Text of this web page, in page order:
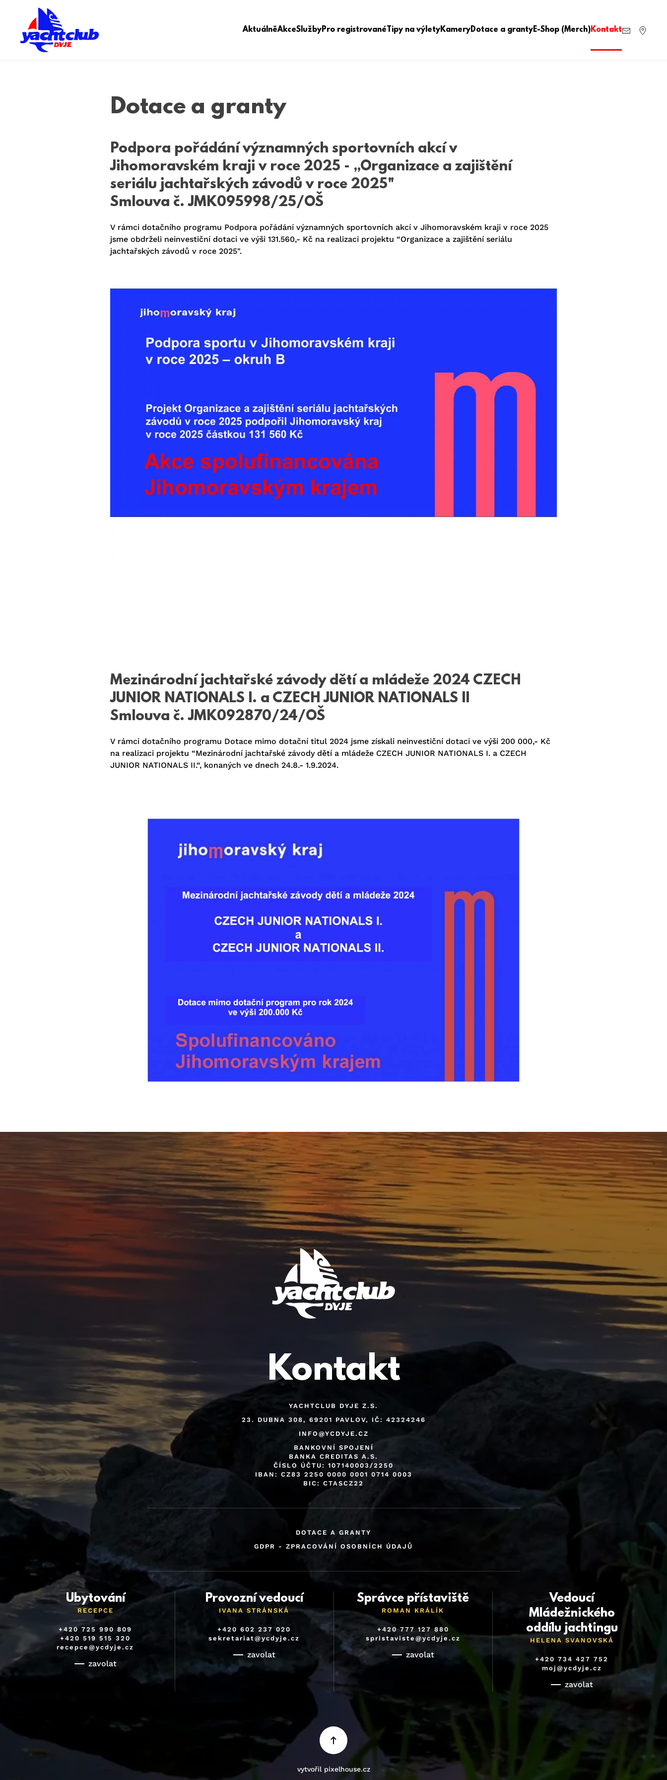
Skip to main content AktuálněAkceSlužbyPro registrovanéTipy na výletyKameryDotace a grantyE-Shop (Merch)Kontakt
Dotace a granty
Podpora pořádání významných sportovních akcí v
Jihomoravském kraji v roce 2025 - „Organizace a zajištění
seriálu jachtařských závodů v roce 2025"
Smlouva č. JMK095998/25/OŠ
V rámci dotačního programu Podpora pořádání významných sportovních akcí v Jihomoravském kraji v roce 2025
jsme obdrželi neinvestiční dotaci ve výši 131.560,- Kč na realizaci projektu “Organizace a zajištění seriálu
jachtařských závodů v roce 2025".
Mezinárodní jachtařské závody dětí a mládeže 2024 CZECH
JUNIOR NATIONALS I. a CZECH JUNIOR NATIONALS II
Smlouva č. JMK092870/24/OŠ
V rámci dotačního programu Dotace mimo dotační titul 2024 jsme získali neinvestiční dotaci ve výši 200 000,- Kč
na realizaci projektu “Mezinárodní jachtařské závody dětí a mládeže CZECH JUNIOR NATIONALS I. a CZECH
JUNIOR NATIONALS II.“, konaných ve dnech 24.8.- 1.9.2024.
Kontakt
YACHTCLUB DYJE Z.S.
23. DUBNA 308, 69201 PAVLOV, IČ: 42324246
INFO@YCDYJE.CZ
BANKOVNÍ SPOJENÍ
BANKA CREDITAS A.S.
ČÍSLO ÚČTU: 107140003/2250
IBAN: CZ83 2250 0000 0001 0714 0003
BIC: CTASCZ22
DOTACE A GRANTY
GDPR - ZPRACOVÁNÍ OSOBNÍCH ÚDAJŮ
Ubytování
RECEPCE
+420 725 990 809
+420 519 515 320
recepce@ycdyje.cz
zavolat
Provozní vedoucí
IVANA STRÁNSKÁ
+420 602 237 020
sekretariat@ycdyje.cz
zavolat
Správce přístaviště
ROMAN KRÁLÍK
+420 777 127 880
spristaviste@ycdyje.cz
zavolat
Vedoucí
Mládežnického
oddílu jachtingu
HELENA SVANOVSKÁ
+420 734 427 752
moj@ycdyje.cz
zavolat
vytvořil pixelhouse.cz